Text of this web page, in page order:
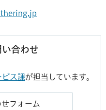
合わせ
ス課が担当しています。